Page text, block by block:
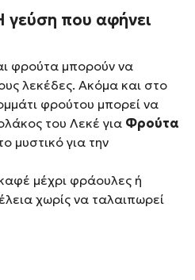
που αφήνει
φρούτα μπορούν να
λεκέδες. Ακόμα και στο
φρούτου μπορεί να
του Λεκέ για Φρούτα
μυστικό για την
μέχρι φράουλες ή
χωρίς να ταλαιπωρεί